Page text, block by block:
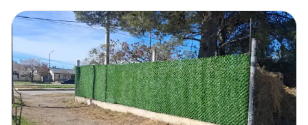
Referentes de prensa
Archivo de noticias
Transparencia
Presupuesto